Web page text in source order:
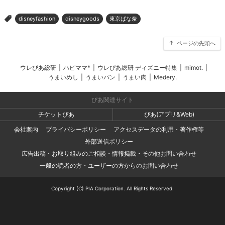
> disneyfashion disneygoods 東京ばな奈
ページの先頭へ
ウレぴあ総研 ハピママ* ウレぴあ総研 ディズニー特集 mimot.
うまいめし
うまいパン うまい肉 Medery.
ぴあ関連サイト
チケットぴあ
ぴあ(アプリ&Web)
会社案内
プライバシーポリシー
アクセスデータの利用・著作権等
外部送信ポリシー
広告出稿・お取り組みのご相談・情報掲載・その他お問い合わせ
一般の読者の方・ユーザーの方からのお問い合わせ
Copyright (C) PIA Corporation. All Rights Reserved.